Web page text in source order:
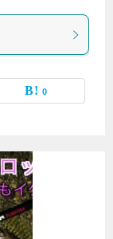
0